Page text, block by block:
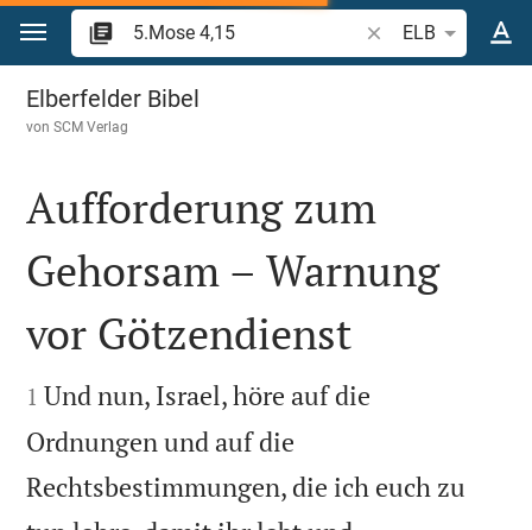
Zum Inhalt springen
Bibelstelle oder
ELB
5.Mose 4
Elberfelder Bibel
vonSCM Verlag

Aufforderung zum
Gehorsam – Warnung
vor Götzendienst

1 Und nun, Israel, höre auf die
Ordnungen und auf die
Rechtsbestimmungen, die ich euch zu